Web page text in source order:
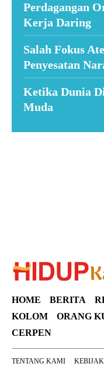
Perdagangan
Kerja Daring
Salah Fokus
Penyesatan
Ketika Dunia
Muda
HOME BERITA
KOLOM
ORANG
CERPEN
TENTANG KAMI